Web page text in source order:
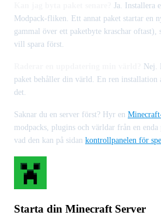
Ja. Installera
Modpack-fliken. Ett annat paket startar en
gammal över ett paketbyte kraschar oftast),
vill spara först.
Nej.
paket behåller din värld. En ren installation
det.
Saknar du en server först? Hyr en
modpacks, plugins och världar från en
vad den kan på sidan kontrollpanelen för
Starta din Minecraft Server